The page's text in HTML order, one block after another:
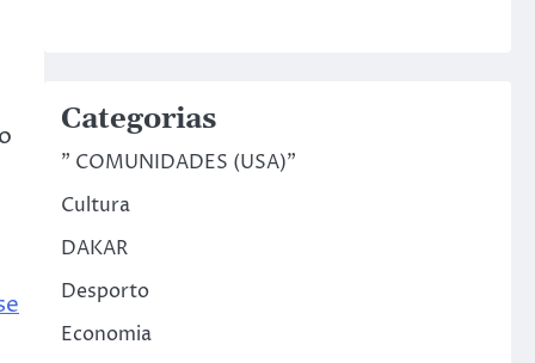
Categorias
" COMUNIDADES (USA)"
Cultura
DAKAR
Desporto
Economia